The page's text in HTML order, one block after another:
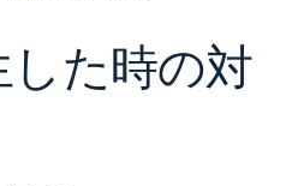
した時の対